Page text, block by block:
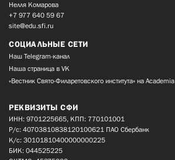
Нелля Комарова
+7 977 640 59 67
site@edu.sfi.ru
СОЦИАЛЬНЫЕ СЕТИ
Наш Telegram-канал
Наша страница в VK
«Вестник Свято-Филаретовского института» на Academia
РЕКВИЗИТЫ СФИ
ИНН: 9701225665, КПП: 770101001
Р/с: 40703810838120100621 ПАО Сбербанк
К/с: 30101810400000000225
БИК: 044525225